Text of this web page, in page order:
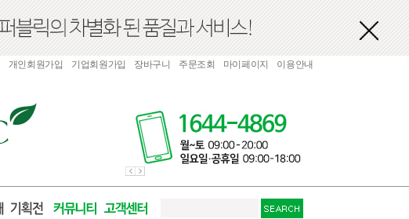
개인회원가입 기업회원가입 장바구니 주문조회 마이페이지 이용안내